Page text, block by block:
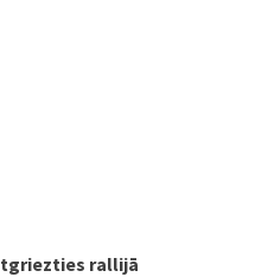
rallijā